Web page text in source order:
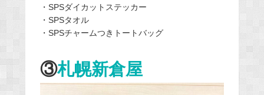
・SPSダイカットステッカー
・SPSタオル
・SPSチャームつきトートバッグ
③札幌新倉屋